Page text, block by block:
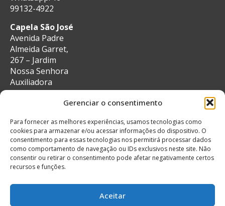
Gerenciar o consentimento
Para fornecer as melhores experiências, usamos tecnologias como
cookies para armazenar e/ou acessar informações do dispositivo. O
consentimento para essas tecnologias nos permitirá processar dados
como comportamento de navegação ou IDs exclusivos neste site. Não
consentir ou retirar o consentimento pode afetar negativamente certos
recursos e funções.
Aceitar
99132-4922
Capela São José
Avenida Padre
Almeida Garret,
267 – Jardim
Nossa Senhora
Auxiliadora
CEP: 13087-29 –
secretaria@auxiliadoracampinas.org.br
Telefone: 19-
3241-9713
Whatsapp: 19-
99132-4922